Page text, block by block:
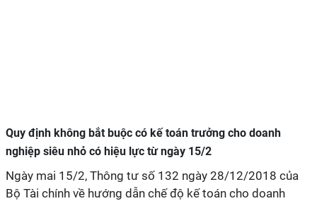
Quy định không bắt buộc có kế toán trưởng cho doanh
nghiệp siêu nhỏ có hiệu lực từ ngày 15/2
Ngày mai 15/2, Thông tư số 132 ngày 28/12/2018 của
Bộ Tài chính về hướng dẫn chế độ kế toán cho doanh